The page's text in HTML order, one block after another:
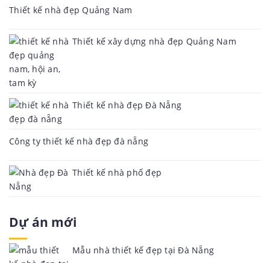
Thiết kế nhà đẹp Quảng Nam
Thiết kế xây dựng nhà đẹp Quảng Nam
Thiết kế nhà đẹp Đà Nẵng
Công ty thiết kế nhà đẹp đà nẵng
Thiết kế nhà phố đẹp
Dự án mới
Mẫu nhà thiết kế đẹp tại Đà Nẵng